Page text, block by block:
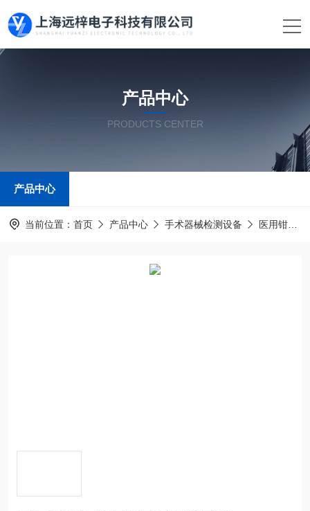
产品中心
PRODUCTS CENTER
产品中心
当前位置： 首页 产品中心 手术器械检测设备 医用钳测试仪